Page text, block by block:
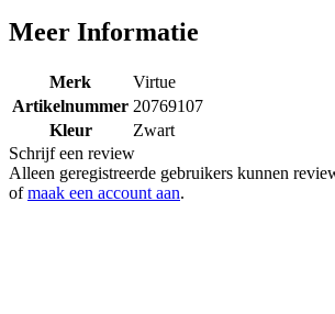
Meer Informatie
Merk
Virtue
Artikelnummer 20769107
Kleur
Zwart
Schrijf een review
Alleen geregistreerde gebruikers kunnen
ofmaak een account aan.